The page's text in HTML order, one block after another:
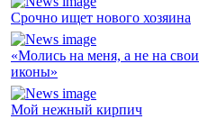
Срочно ищет нового хозяина
«Молись на меня, а не на свои
иконы»
Мой нежный кирпич